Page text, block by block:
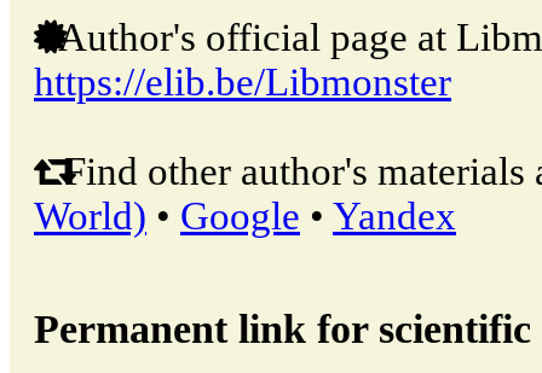
Author's official page at
https://elib.be/Libmonster
Find other author's materials
World) • Google • Yandex
Permanent link for